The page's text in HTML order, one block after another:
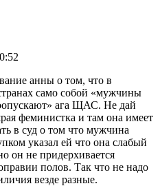
анны о том, что в
само собой «мужчины
ага ЩАС. Не дай
феминистка и там она имеет
в суд о том что мужчина
указал ей что она слабый
он не придерхивается
полов. Так что не надо
везде разные.